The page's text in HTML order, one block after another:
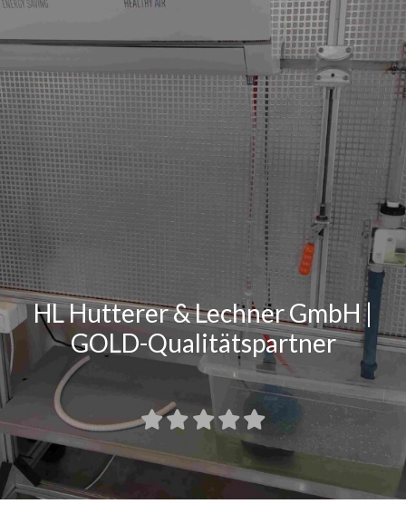
HL Hutterer & Lechner GmbH |
GOLD-Qualitätspartner